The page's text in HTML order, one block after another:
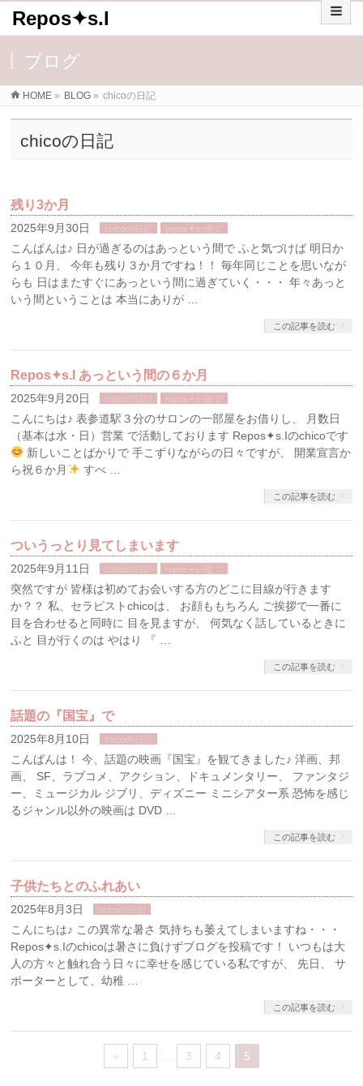
Repos✦s.I
ブログ
HOME » BLOG » chicoの日記
chicoの日記
残り3か月
2025年9月30日 chicoの日記 repos✦s-i全て
こんばんは♪ 日が過ぎるのはあっという間で ふと気づけば 明日か
ら１０月、 今年も残り３か月ですね！！ 毎年同じことを思いなが
らも 日はまたすぐにあっという間に過ぎていく・・・ 年々あっと
いう間ということは 本当にありが …
この記事を読む
Repos✦s.I あっという間の６か月
2025年9月20日 chicoの日記 repos✦s-i全て
こんにちは♪ 表参道駅３分のサロンの一部屋をお借りし、 月数日
（基本は水・日）営業 で活動しております Repos✦s.Iのchicoです
新しいことばかりで 手こずりながらの日々ですが、 開業宣言か
ら祝６か月
すべ …
この記事を読む
ついうっとり見てしまいます
2025年9月11日 chicoの日記 repos✦s-i全て
突然ですが 皆様は初めてお会いする方のどこに目線が行きます
か？？ 私、セラピストchicoは、 お顔ももちろん ご挨拶で一番に
目を合わせると同時に 目を見ますが、 何気なく話しているときに
ふと 目が行くのは やはり 『 …
この記事を読む
話題の『国宝』で
2025年8月10日 chicoの日記
こんばんは！ 今、話題の映画『国宝』を観てきました♪ 洋画、邦
画、 SF、ラブコメ、アクション、ドキュメンタリー、 ファンタジ
ー、ミュージカル ジブリ、ディズニー ミニシアター系 恐怖を感じ
るジャンル以外の映画は DVD …
この記事を読む
子供たちとのふれあい
2025年8月3日 chicoの日記
こんにちは♪ この異常な暑さ 気持ちも萎えてしまいますね・・・
Repos✦s.Iのchicoは暑さに負けずブログを投稿です！ いつもは大
人の方々と触れ合う日々に幸せを感じている私ですが、 先日、 サ
ポーターとして、幼稚 …
この記事を読む
« 1 3 4 5